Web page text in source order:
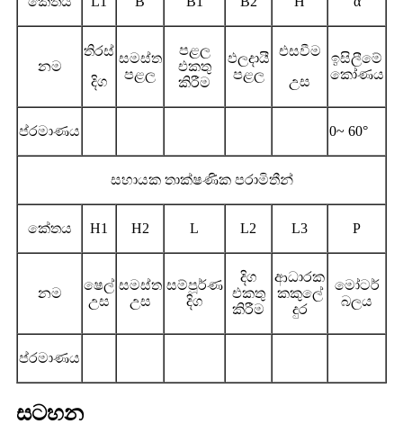
නම
තිරස්
දිග
සමස්ත
පළල
පළල
එකතු
කිරීම
ඵලදායී
පළල
එසවීම
උස
ඉසිලීමේ
කෝණය
ප්රමාණය 0~ 60°
සහායක තාක්ෂණික පරාමිතීන්
කේතය H1 H2 L L2 L3 P
නම
ෂෙල්
උස
සමස්ත
උස
සම්පූර්ණ
දිග
දිග
එකතු
කිරීම
ආධාරක
කකුලේ
දුර
මෝටර්
බලය
ප්රමාණය
සටහන